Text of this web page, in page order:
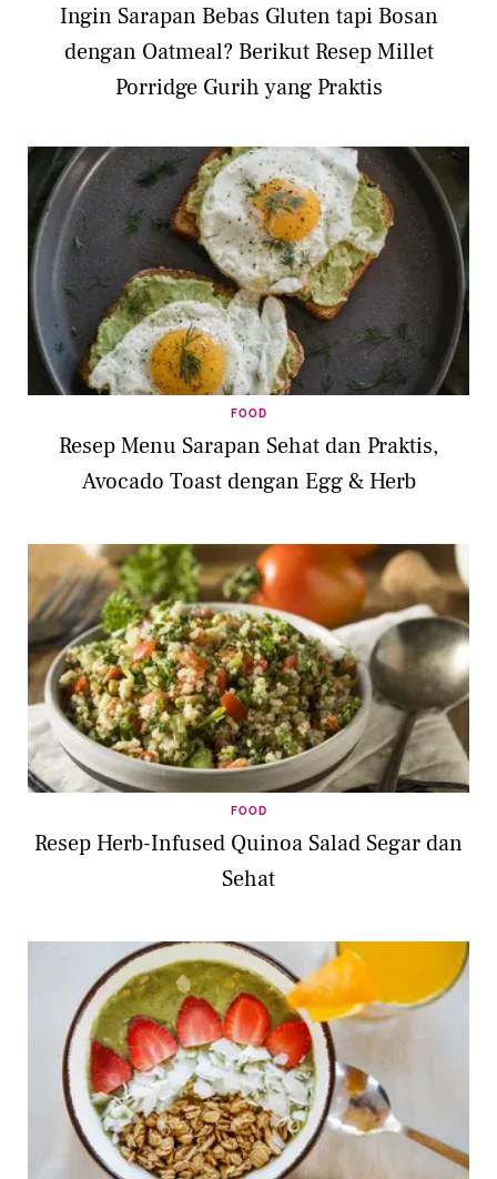
Ingin Sarapan Bebas Gluten tapi Bosan
dengan Oatmeal? Berikut Resep Millet
Porridge Gurih yang Praktis
FOOD
Resep Menu Sarapan Sehat dan Praktis,
Avocado Toast dengan Egg & Herb
FOOD
Resep Herb-Infused Quinoa Salad Segar dan
Sehat